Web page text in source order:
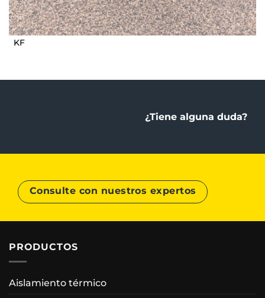
KF
¿Tiene alguna duda?
Consulte con nuestros expertos
PRODUCTOS
Aislamiento térmico